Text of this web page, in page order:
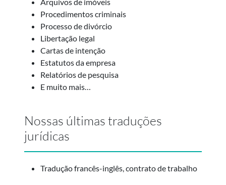
Procedimentos criminais
Processo de divórcio
Libertação legal
Cartas de intenção
Estatutos da empresa
Relatórios de pesquisa
E muito mais…
Nossas últimas traduções
jurídicas
Tradução francês-inglês, contrato de trabalho